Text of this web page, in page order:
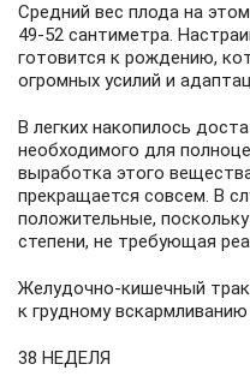
Средний вес плода на
49-52 сантиметра.
готовится к рождению,
огромных усилий и
В легких накопилось
необходимого для
выработка этого
прекращается совсем. В
положительные,
степени, не требующая
Желудочно-кишечный
к грудному вскармливанию
38 НЕДЕЛЯ